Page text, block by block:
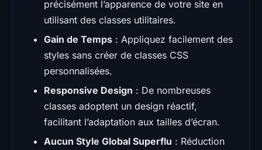
précisément l’apparence de votre site en
utilisant des classes utilitaires.
Gain de Temps : Appliquez facilement des
styles sans créer de classes CSS
personnalisées.
Responsive Design : De nombreuses
classes adoptent un design réactif,
facilitant l’adaptation aux tailles d’écran.
Aucun Style Global Superflu : Réduction